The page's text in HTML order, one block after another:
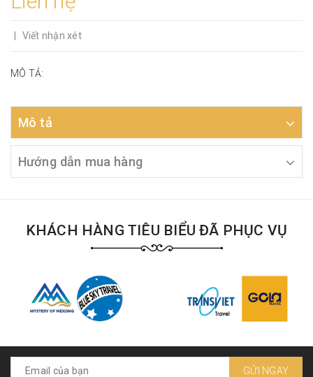
Viết nhận xét
MÔ TẢ:
Mô tả
Hướng dẫn mua hàng
KHÁCH HÀNG TIÊU BIỂU ĐÃ PHỤC VỤ
GỬI NGAY